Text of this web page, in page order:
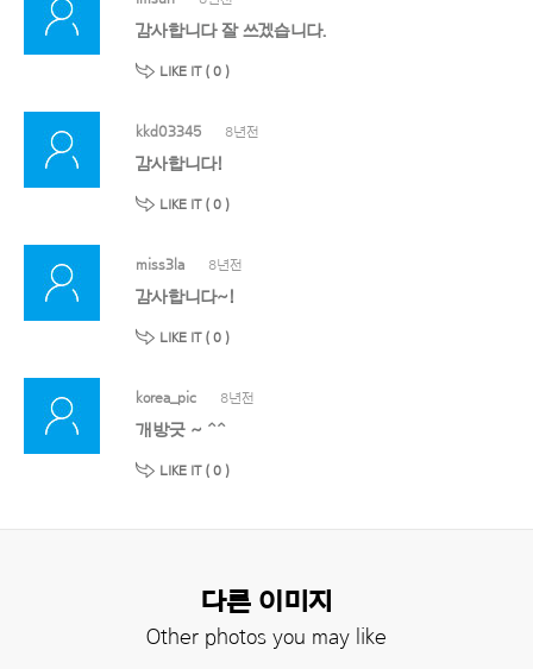
감사합니다 잘 쓰겠습니다.
LIKE IT ( 0 )
kkd03345 8년전
감사합니다!
LIKE IT ( 0 )
miss3la 8년전
감사합니다~!
LIKE IT ( 0 )
korea_pic 8년전
개방긋 ~ ^^
LIKE IT ( 0 )
다른 이미지
Other photos you may like